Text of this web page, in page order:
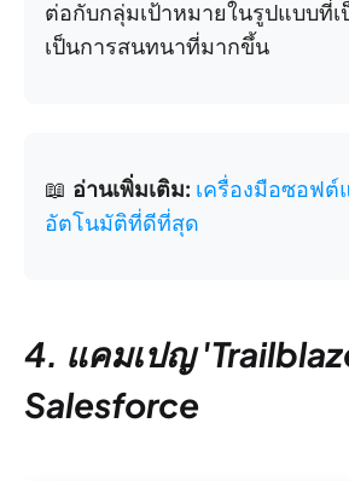
ต่อกับกลุ่มเป้าหมายในรูปแบบที่
เป็นการสนทนาที่มากขึ้น
📖 อ่านเพิ่มเติม: เครื่องมือซอฟต์
อัตโนมัติที่ดีที่สุด
4. แคมเปญ
Salesforce